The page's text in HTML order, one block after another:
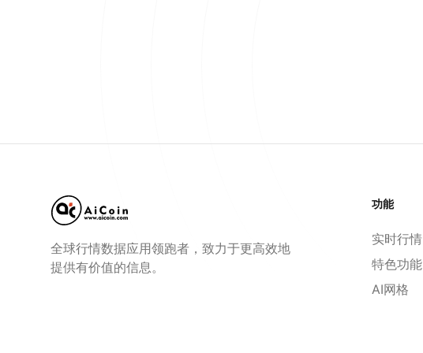
全球行情数据应用领跑者，致力于更高效地
提供有价值的信息。
功能
实时行情
特色功能
AI网格